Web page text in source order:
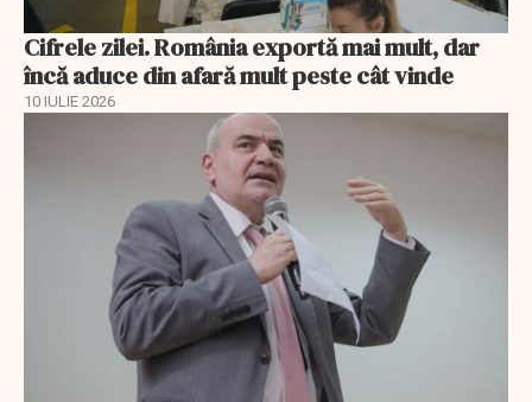
Cifrele zilei. România exportă mai mult, dar
încă aduce din afară mult peste cât vinde
10 IULIE 2026